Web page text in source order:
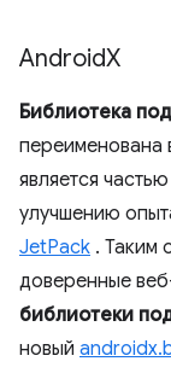
AndroidX
Библиотека
переименована
является
улучшению
JetPack . Таким
доверенные
библиотеки
новый